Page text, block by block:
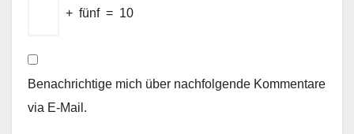
+ fünf = 10
Benachrichtige mich über nachfolgende Kommentare
via E-Mail.